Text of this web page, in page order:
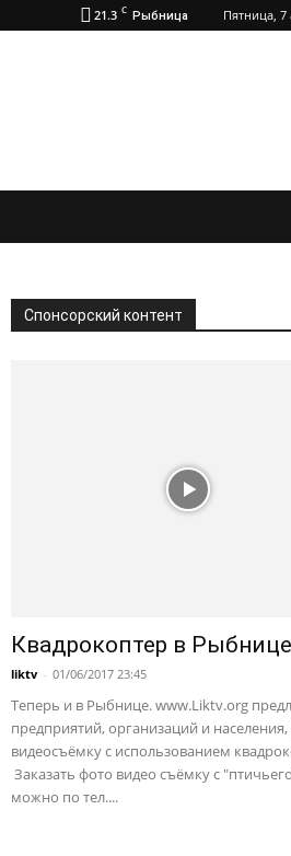
21.3 C Рыбница Пятница, 7
Спонсорский контент
Квадрокоптер в Рыбнице
liktv - 01/06/2017 23:45
Теперь и в Рыбнице. www.Liktv.org
предприятий, организаций и
видеосъёмку с использованием
Заказать фото видео съёмку с
можно по тел....